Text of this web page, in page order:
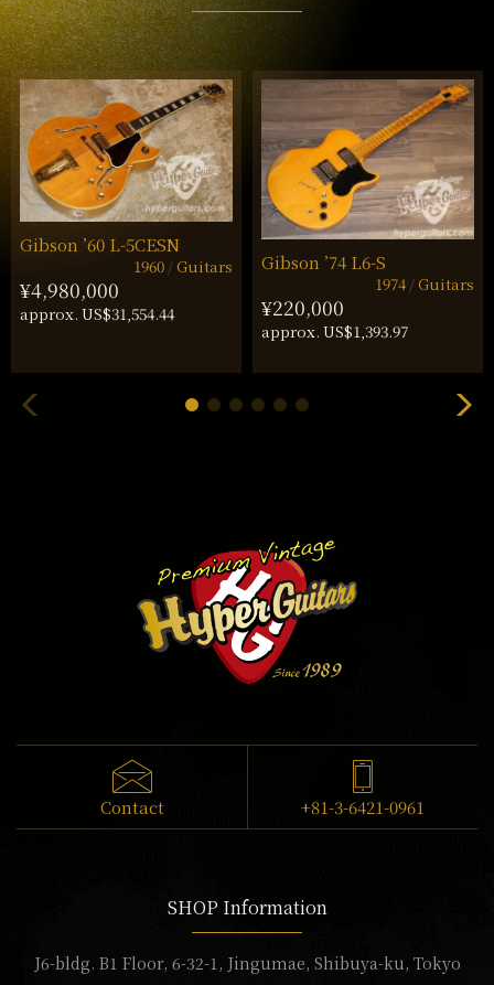
Gibson ’60 L-5CESN
1960 Guitars
¥4,980,000
approx. US$31,554.44
Gibson ’74 L6-S
1974 Guitars
¥220,000
approx. US$1,393.97
Contact +81-3-6421-0961
SHOP Information
J6-bldg. B1 Floor, 6-32-1, Jingumae, Shibuya-ku, Tokyo